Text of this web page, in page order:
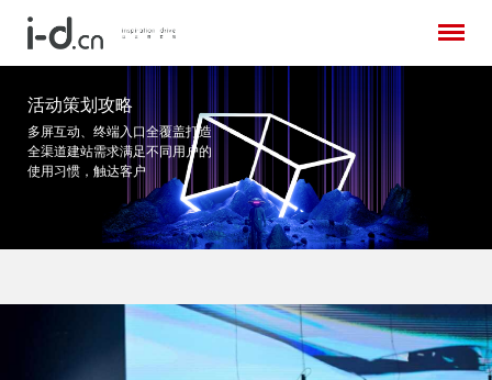
活动策划攻略
多屏互动、终端入口全覆盖打造
全渠道建站需求满足不同用户的
使用习惯，触达客户